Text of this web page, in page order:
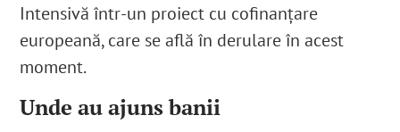
Intensivă într-un proiect cu cofinanțare
europeană, care se află în derulare în acest
moment.
Unde au ajuns banii